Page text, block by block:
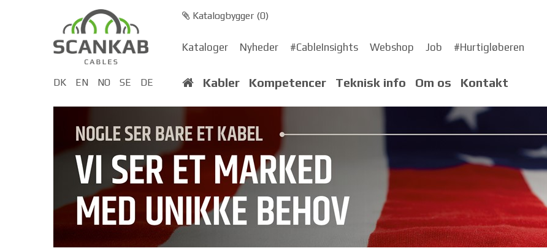
Katalogbygger (0)
Kataloger Nyheder #CableInsights Webshop Job #Hurtigløberen
DK EN NO SE DE Kabler Kompetencer Teknisk info Om os Kontakt